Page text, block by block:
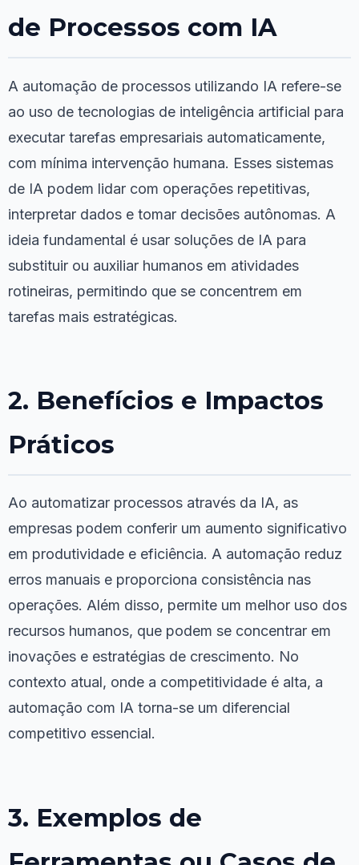
de Processos com IA
A automação de processos utilizando IA refere-se
ao uso de tecnologias de inteligência artificial para
executar tarefas empresariais automaticamente,
com mínima intervenção humana. Esses sistemas
de IA podem lidar com operações repetitivas,
interpretar dados e tomar decisões autônomas. A
ideia fundamental é usar soluções de IA para
substituir ou auxiliar humanos em atividades
rotineiras, permitindo que se concentrem em
tarefas mais estratégicas.
2. Benefícios e Impactos
Práticos
Ao automatizar processos através da IA, as
empresas podem conferir um aumento significativo
em produtividade e eficiência. A automação reduz
erros manuais e proporciona consistência nas
operações. Além disso, permite um melhor uso dos
recursos humanos, que podem se concentrar em
inovações e estratégias de crescimento. No
contexto atual, onde a competitividade é alta, a
automação com IA torna-se um diferencial
competitivo essencial.
3. Exemplos de